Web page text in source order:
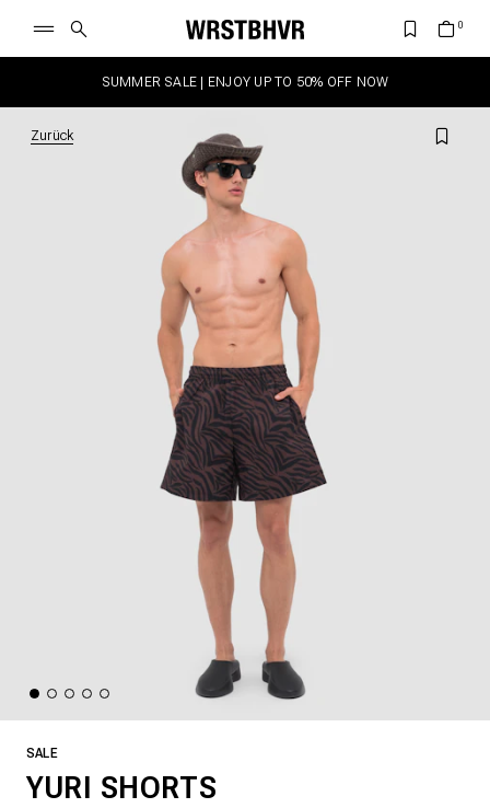
SUMMER SALE | ENJOY UP TO 50% OFF NOW
Zurück
SALE
YURI SHORTS